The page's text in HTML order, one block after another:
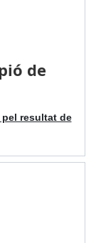
de
pel resultat de